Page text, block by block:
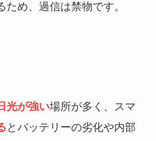
め、過信は禁物です。
光が強い場所が多く、スマ
とバッテリーの劣化や内部